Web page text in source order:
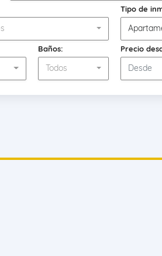
Tipo de
Baños:
Todos
Precio